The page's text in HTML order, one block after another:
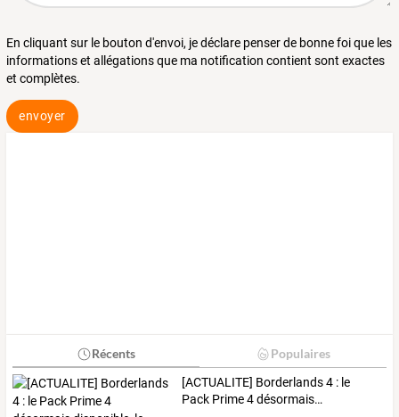
En cliquant sur le bouton d'envoi, je déclare penser de bonne foi que les
informations et allégations que ma notification contient sont exactes
et complètes.
envoyer
Récents Populaires
[ACTUALITE] Borderlands4 : le
Pack Prime4désormais…